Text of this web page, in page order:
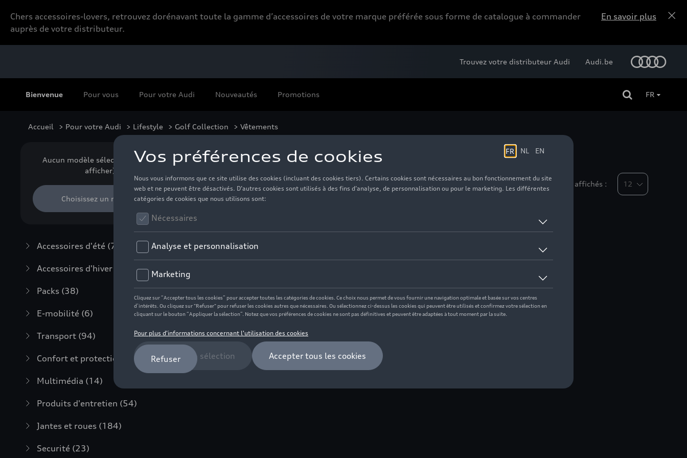
Chers accessoires-lovers, retrouvez dorénavant toute la gamme d’accessoires de votre marque préférée sous forme de catalogue à commander
auprès de votre distributeur.
En savoir plus
Bienvenue Pour vous Pour votre Audi Nouveautés Promotions
Trouvez votre distributeur Audi Audi.be
FR
Accueil > Pour votre Audi > Lifestyle > Golf Collection > Vêtements
Aucun modèle sélectionné (Tout
afficher)
Choisissez un modèle
Accessoires d'été (7)
Accessoires d'hiver
Packs (38)
E-mobilité (6)
Transport (94)
Confort et protection (373)
Multimédia (14)
Produits d'entretien (54)
Jantes et roues (184)
Securité (23)
Vêtements
Nombre d'éléments affichés :